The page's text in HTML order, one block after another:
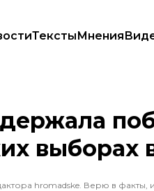
ТекстыМнения
парламентских выборах в
выборах
hromadske. Верю в факты,